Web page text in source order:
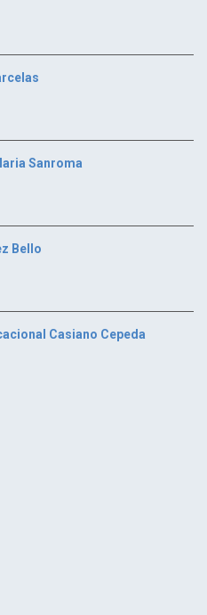
Sanroma
Bello
Casiano Cepeda